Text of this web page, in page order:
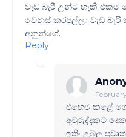
වැඩ බැරි උන්ට හැකි
වෙනස් කරපල්ලා වැඩ බැරි
අනුන්ගේ.
Reply
එහෙම කළේ
අවුරුද්දකට
ඉතිං උබල